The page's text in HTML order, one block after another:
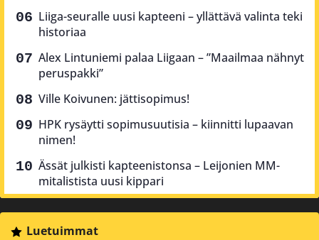
Liiga-seuralle uusi kapteeni – yllättävä valinta teki
historiaa
Alex Lintuniemi palaa Liigaan – ”Maailmaa nähnyt
peruspakki”
Ville Koivunen: jättisopimus!
HPK rysäytti sopimusuutisia – kiinnitti lupaavan
nimen!
Ässät julkisti kapteenistonsa – Leijonien MM-
mitalistista uusi kippari
Luetuimmat